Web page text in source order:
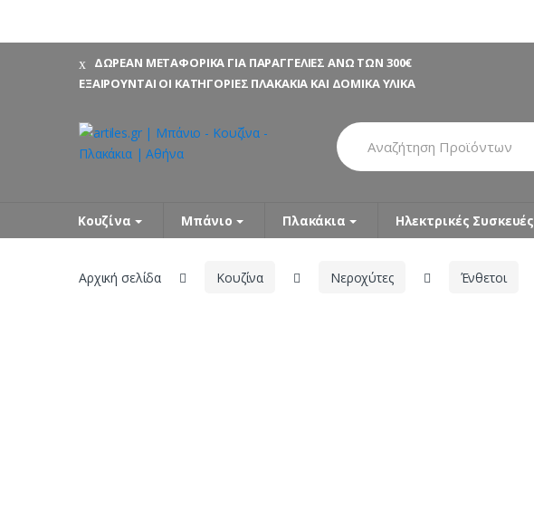
ΔΩΡΕΑΝ ΜΕΤΑΦΟΡΙΚΑ ΓΙΑ ΠΑΡΑΓΓΕΛΙΕΣ ΑΝΩ ΤΩΝ 300€
ΕΞΑΙΡΟΥΝΤΑΙ ΟΙ ΚΑΤΗΓΟΡΙΕΣ ΠΛΑΚΑΚΙΑ ΚΑΙ ΔΟΜΙΚΑ ΥΛΙΚΑ
Search
for:
Κουζίνα Μπάνιο Πλακάκια Ηλεκτρικές Συσκευές
Αρχική σελίδα Κουζίνα Νεροχύτες Ένθετοι